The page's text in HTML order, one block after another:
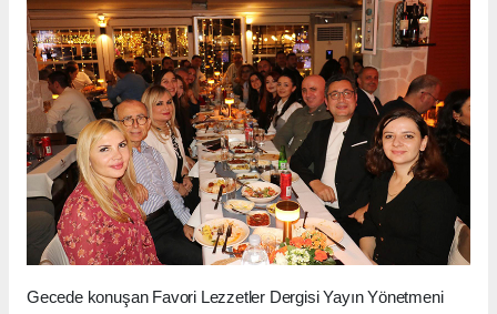
Gecede konuşan Favori Lezzetler Dergisi Yayın Yönetmeni